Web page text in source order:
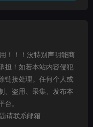
！！！没特别声明能商
担！如若本站内容侵犯
链接处理。任何个人或
、盗用、采集、发布本
。
请联系邮箱